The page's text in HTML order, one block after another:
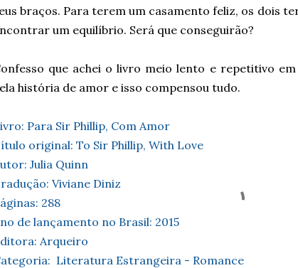
braços. Para terem um casamento feliz, os dois
um equilíbrio. Será que conseguirão?
que achei o livro meio lento e repetitivo
história de amor e isso compensou tudo.
Para Sir Phillip, Com Amor
original: To Sir Phillip, With Love
Julia Quinn
Viviane Diniz
288
de lançamento no Brasil: 2015
Arqueiro
Literatura Estrangeira - Romance